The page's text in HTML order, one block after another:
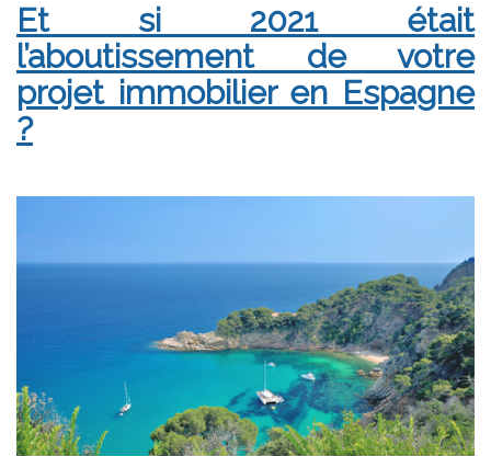
Et si 2021 était
l’aboutissement de votre
projet immobilier en Espagne
?